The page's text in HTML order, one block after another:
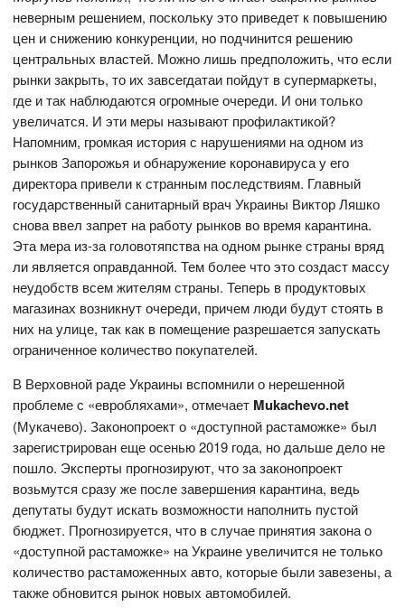
неверным решением, поскольку это приведет к повышению
цен и снижению конкуренции, но подчинится решению
центральных властей. Можно лишь предположить, что если
рынки закрыть, то их завсегдатаи пойдут в супермаркеты,
где и так наблюдаются огромные очереди. И они только
увеличатся. И эти меры называют профилактикой?
Напомним, громкая история с нарушениями на одном из
рынков Запорожья и обнаружение коронавируса у его
директора привели к странным последствиям. Главный
государственный санитарный врач Украины Виктор Ляшко
снова ввел запрет на работу рынков во время карантина.
Эта мера из-за головотяпства на одном рынке страны вряд
ли является оправданной. Тем более что это создаст массу
неудобств всем жителям страны. Теперь в продуктовых
магазинах возникнут очереди, причем люди будут стоять в
них на улице, так как в помещение разрешается запускать
ограниченное количество покупателей.
В Верховной раде Украины вспомнили о нерешенной
проблеме с «евробляхами», отмечает Mukachevo.net
(Мукачево). Законопроект о «доступной растаможке» был
зарегистрирован еще осенью 2019 года, но дальше дело не
пошло. Эксперты прогнозируют, что за законопроект
возьмутся сразу же после завершения карантина, ведь
депутаты будут искать возможности наполнить пустой
бюджет. Прогнозируется, что в случае принятия закона о
«доступной растаможке» на Украине увеличится не только
количество растаможенных авто, которые были завезены, а
также обновится рынок новых автомобилей.